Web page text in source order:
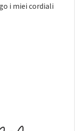
i miei cordiali